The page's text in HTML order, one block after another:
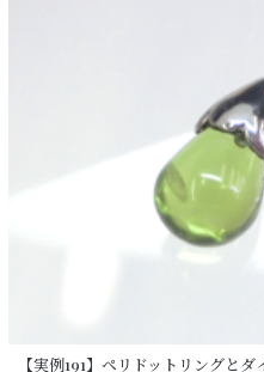
【実例191】ペリドットリングと